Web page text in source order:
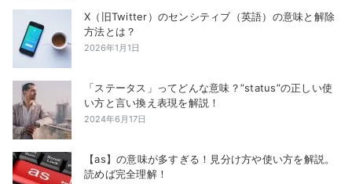
X（旧Twitter）のセンシティブ（英語）の意味と解除
方法とは？
2026年1月1日
「ステータス」ってどんな意味？”status”の正しい使
い方と言い換え表現を解説！
2024年6月17日
【as】の意味が多すぎる！見分け方や使い方を解説。
読めば完全理解！